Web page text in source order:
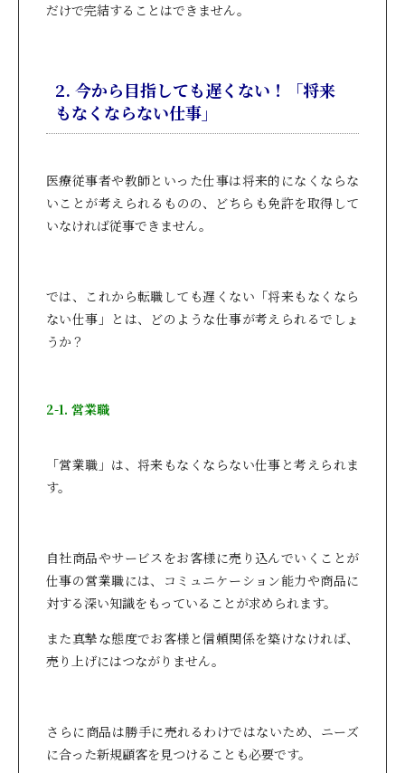
だけで完結することはできません。
2. 今から目指しても遅くない！「将来
もなくならない仕事」
医療従事者や教師といった仕事は将来的になくならな
いことが考えられるものの、どちらも免許を取得して
いなければ従事できません。
では、これから転職しても遅くない「将来もなくなら
ない仕事」とは、どのような仕事が考えられるでしょ
うか？
2-1. 営業職
「営業職」は、将来もなくならない仕事と考えられま
す。
自社商品やサービスをお客様に売り込んでいくことが
仕事の営業職には、コミュニケーション能力や商品に
対する深い知識をもっていることが求められます。
また真摯な態度でお客様と信頼関係を築けなければ、
売り上げにはつながりません。
さらに商品は勝手に売れるわけではないため、ニーズ
に合った新規顧客を見つけることも必要です。